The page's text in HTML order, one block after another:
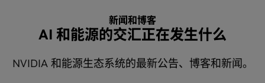
新闻和博客
AI 和能源的交汇正在发生什么
NVIDIA 和能源生态系统的最新公告、博客和新闻。